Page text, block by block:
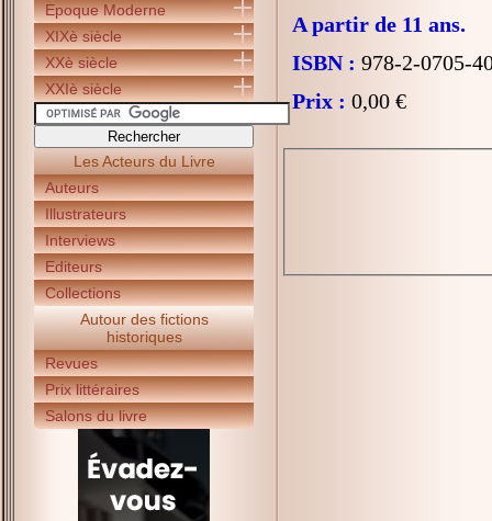
Epoque Moderne
XIXè siècle
XXè siècle
XXIè siècle
Les Acteurs du Livre
Auteurs
Illustrateurs
Interviews
Editeurs
Collections
Autour des fictions
historiques
Revues
Prix littéraires
Salons du livre
A partir de 11 ans.
ISBN : 978-2-0705-
Prix : 0,00 €